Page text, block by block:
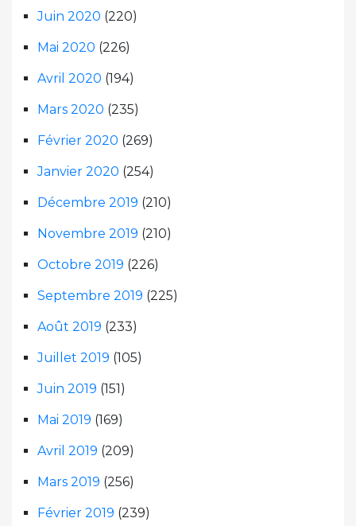
Juin 2020 (220)
Mai 2020 (226)
Avril 2020 (194)
Mars 2020 (235)
Février 2020 (269)
Janvier 2020 (254)
Décembre 2019 (210)
Novembre 2019 (210)
Octobre 2019 (226)
Septembre 2019 (225)
Août 2019 (233)
Juillet 2019 (105)
Juin 2019 (151)
Mai 2019 (169)
Avril 2019 (209)
Mars 2019 (256)
Février 2019 (239)